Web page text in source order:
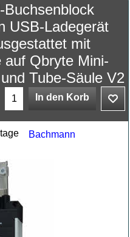
Buchsenblock
USB-Ladegerät
mit
auf Qbryte Mini-
Tube-Säule V2
In den Korb
Bachmann